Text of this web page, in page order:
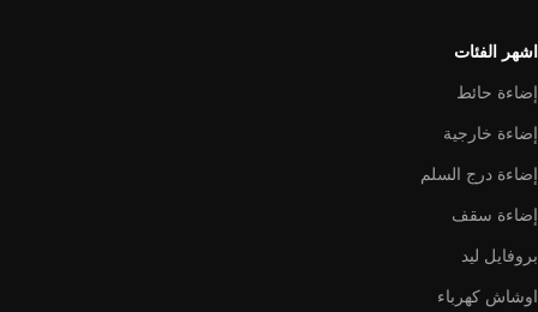
اشهر الفئات
إضاءة حائط
إضاءة خارجية
إضاءة درج السلم
إضاءة سقف
بروفايل ليد
اوشاش كهرباء